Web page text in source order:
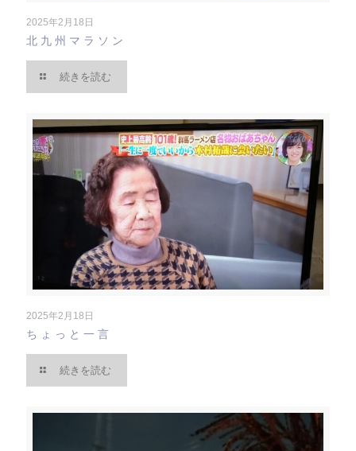
2025年2月18日
北九州マラソン
続きを読む
2025年2月18日
ちょっと一言
続きを読む